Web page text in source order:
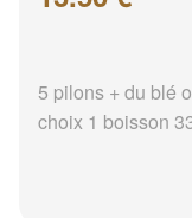
5 pilons + du blé
choix 1 boisson